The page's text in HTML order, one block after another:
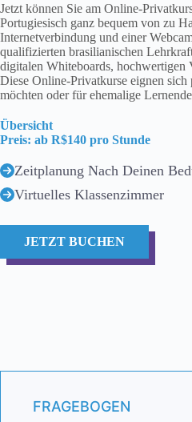
Jetzt können Sie am Online-
Portugiesisch ganz bequem von zu
Internetverbindung und einer
qualifizierten brasilianischen
digitalen Whiteboards, hochwertigen
Diese Online-Privatkurse eignen
möchten oder für ehemalige
Übersicht
Preis: ab R$140 pro Stunde
Zeitplanung Nach Deinen
Virtuelles Klassenzimmer
JETZT BUCHEN
FRAGEBOGEN